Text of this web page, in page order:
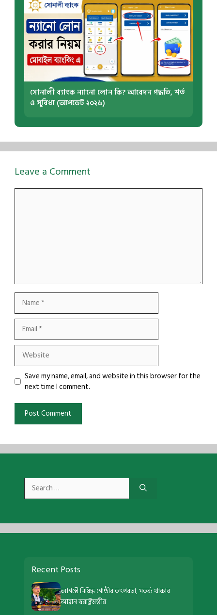
সোনালী ব্যাংক ন্যানো লোন কি? আবেদন পদ্ধতি, শর্ত
ও সুবিধা (আপডেট ২০২৬)
Leave a Comment
Comment
Name
Email
Website
Save my name, email, and website in this browser for the
next time I comment.
Search
for:
Recent Posts
আগস্টে নিষিদ্ধ গোষ্ঠীর তৎপরতা, সতর্ক থাকার
আহ্বান স্বরাষ্ট্রমন্ত্রীর